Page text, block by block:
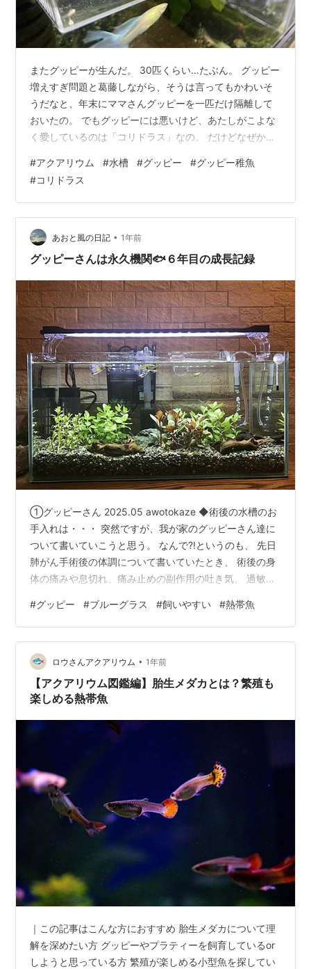
またグッピーが生んだ。 30匹くらい…たぶん。 グッピー
増えすぎ問題と葛藤しながら、そうは言ってもかわいそ
うだなと、年末にママさんグッピーを一匹だけ隔離して
おいたの。 でもグッピーには悪いけど、あたしがこよな
く愛しているのは「コリドラス」なの。 だけどなぜか昨
はなんとかコリドラスを増やしたいな。 水質や水温の変
化を意識しないとかな。 でも前は、そんなことしなくて
も生んでたのにな。 他の写真や詳しいお話は【えんちゃ
ぼブログ（WP）】でまとめています。よかったら見に来
てね。 他の写真や詳しいお話はこちら ランキング参加中
アクアリウム
#アクアリウム #水槽 #グッピー #グッピー稚魚
#コリドラス
あおと風の日記 • 1年前
グッピーさんは永久機関🐟６年目の成長記録
①グッピーさん 2025.05 awotokaze ◆術後の水槽のお
手入れは・・・ 突然ですが、我が家のグッピーさん達に
ついて書いていこうと思う。 なんで?!というのも、 先日
肺がん手術後の体調について書いていたとき、 術後の身
体の痛みや息切れ、痛み止めの副作用の吐き気、 過敏に
抜きになってたなぁ～なんて思って。 60㎝の水槽の清掃
はそこそこ手間のかかる作業。 普段は1週間に1回フィル
ター洗浄、水を1/3交換して、水槽内を洗って等々 してい
たのだけど、術後は出来なかった・・・ ので、去年は１
か月弱に１回という超手抜き清掃をしばらくしていた
(苦…
#グッピー #ブルーグラス #飼いやすい #熱帯魚
ロウさんアクアリウム • 1年前
【アクアリウム図鑑編】胎生メダカとは？繁殖も
楽しめる熱帯魚
｜この記事はこんな方におすすめ 胎生メダカについて理
解を深めたい方 グッピーやプラティーを飼育しているor
しようと思っている方 繁殖が楽しめる小型魚を探してい